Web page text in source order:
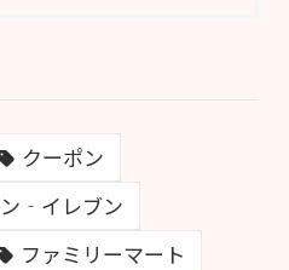
クーポン
‐イレブン
ファミリーマート